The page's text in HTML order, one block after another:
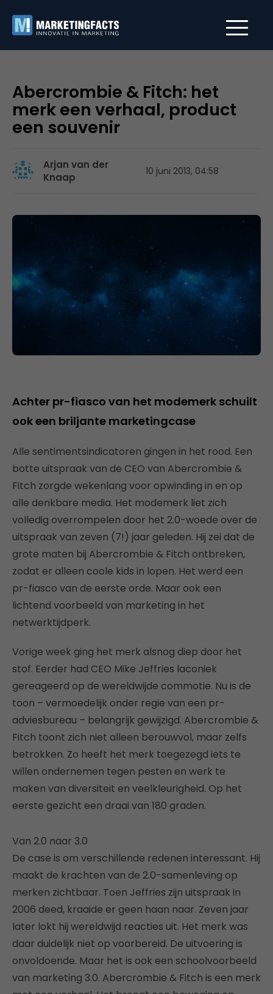
Abercrombie & Fitch: het
merk een verhaal, product
een souvenir
Arjan van der
Knaap
10 juni 2013, 04:58
Achter pr-fiasco van het modemerk schuilt
ook een briljante marketingcase
Alle sentimentsindicatoren gingen in het rood. Een
botte uitspraak van de CEO van Abercrombie &
Fitch zorgde wekenlang voor opwinding in en op
alle denkbare media. Het modemerk liet zich
volledig overrompelen door het 2.0-woede over de
uitspraak van zeven (7!) jaar geleden. Hij zei dat de
grote maten bij Abercrombie & Fitch ontbreken,
zodat er alleen coole kids in lopen. Het werd een
pr-fiasco van de eerste orde. Maar ook een
lichtend voorbeeld van marketing in het
netwerktijdperk.
Vorige week ging het merk alsnog diep door het
stof. Eerder had CEO Mike Jeffries laconiek
gereageerd op de wereldwijde commotie. Nu is de
toon – vermoedelijk onder regie van een pr-
adviesbureau – belangrijk gewijzigd. Abercrombie &
Fitch toont zich niet alleen berouwvol, maar zelfs
betrokken. Zo heeft het merk toegezegd iets te
willen ondernemen tegen pesten en werk te
maken van diversiteit en veelkleurigheid. Op het
eerste gezicht een draai van 180 graden.
Van 2.0 naar 3.0
De case is om verschillende redenen interessant. Hij
maakt de krachten van de 2.0-samenleving op
merken zichtbaar. Toen Jeffries zijn uitspraak in
2006 deed, kraaide er geen haan naar. Zeven jaar
later lokt hij wereldwijd reacties uit. Het merk was
daar duidelijk niet op voorbereid. De uitvoering is
onvoldoende. Maar het is ook een schoolvoorbeeld
van marketing 3.0. Abercrombie & Fitch is een merk